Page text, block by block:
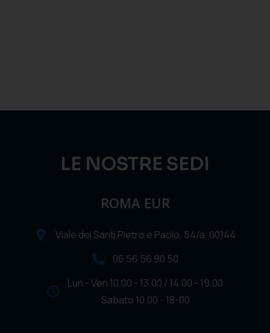
LE NOSTRE SEDI
ROMA EUR
Viale dei Santi Pietro e Paolo, 54/a, 00144
06 56 56 90 50
Lun - Ven 10.00 - 13.00 / 14.00 - 19.00
Sabato 10.00 - 18-00